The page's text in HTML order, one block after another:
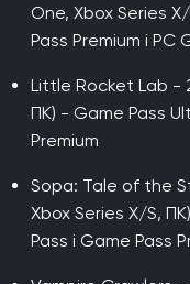
One, Xbox Series
Pass Premium і PC
Little Rocket Lab -
ПК) - Game Pass
Premium
Sopa: Tale of the
Xbox Series X/S,
Pass і Game Pass